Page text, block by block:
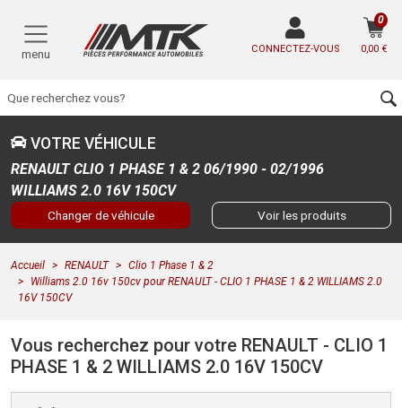
menu CONNECTEZ-VOUS 0,00 €
0
VOTRE VÉHICULE
RENAULT CLIO 1 PHASE 1 & 2 06/1990 - 02/1996
WILLIAMS 2.0 16V 150CV
Changer de véhicule Voir les produits
Accueil RENAULT
Clio 1 Phase 1 & 2
Williams 2.0 16v 150cv pour RENAULT - CLIO 1 PHASE 1 & 2 WILLIAMS 2.0
16V 150CV
Vous recherchez pour votre RENAULT - CLIO 1
PHASE 1 & 2 WILLIAMS 2.0 16V 150CV